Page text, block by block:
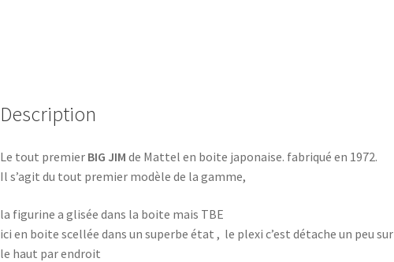
Description
Le tout premier BIG JIM de Mattel en boite japonaise. fabriqué en 1972.
Il s’agit du tout premier modèle de la gamme,
la figurine a glisée dans la boite mais TBE
ici en boite scellée dans un superbe état , le plexi c’est détache un peu sur
le haut par endroit